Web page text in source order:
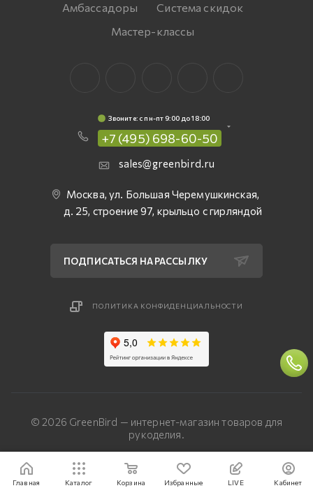
Амбассадоры
Система скидок
Мастер-классы
Звоните: c пн-пт 9:00 до 18:00
+7 (495) 698-60-50
sales@greenbird.ru
Москва, ул. Большая Черемушкинская,
д. 25, строение 97, крыльцо с гирляндой
ПОДПИСАТЬСЯ НА РАССЫЛКУ
ПОЛИТИКА КОНФИДЕНЦИАЛЬНОСТИ
© 2026 GreenBird — интернет-магазин товаров для
рукоделия.
Разработка сайта — «Четвертый Рим»
Главная Каталог Корзина Избранные LIVE Кабинет